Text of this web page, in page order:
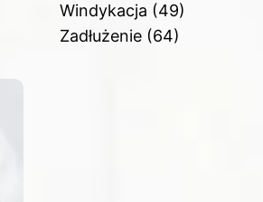
Windykacja (49)
Zadłużenie(64)